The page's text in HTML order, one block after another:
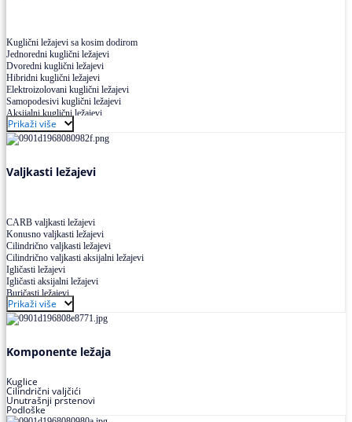
Kuglični ležajevi sa kosim dodirom
Jednoredni kuglični ležajevi
Dvoredni kuglični ležajevi
Hibridni kuglični ležajevi
Elektroizolovani kuglični ležajevi
Samopodesivi kuglični ležajevi
Aksijalni kuglični ležajevi
Kuglični ležajevi od nerđajućeg čelika
Prikaži više
Valjkasti ležajevi
CARB valjkasti ležajevi
Konusno valjkasti ležajevi
Cilindrično valjkasti ležajevi
Cilindrično valjkasti aksijalni ležajevi
Igličasti ležajevi
Igličasti aksijalni ležajevi
Buričasti ležajevi
Buričasti zaptiveni ležajevi
Buričasti aksijalni ležajevi
Prikaži više
Komponente ležaja
Kuglice
Cilindrični valjčići
Unutrašnji prstenovi
Podloške